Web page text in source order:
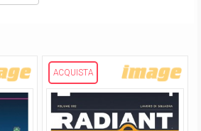
ACQUISTA